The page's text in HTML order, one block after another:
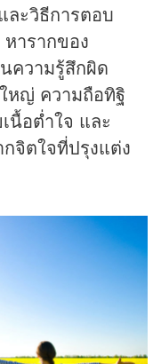
ละวิธีการตอบ
ารากของ
ความรู้สึกผิด
หญ่ ความถือทิฐิ
นื้อต่ำใจ และ
จิตใจที่ปรุงแต่ง